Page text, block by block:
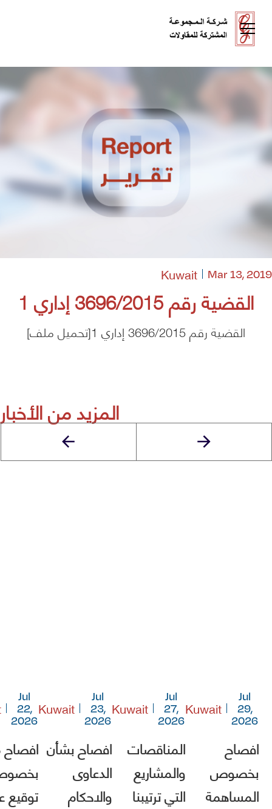
القضية رقم 3696/2015 إداري 1
Mar 13, 2019
Kuwait
القضية رقم 3696/2015 إداري 1[تحميل ملف]
المزيد من الأخبار
Jul
29,
2026
Kuwait
افصاح
بخصوص
المساهمة
Jul
27,
2026
Kuwait
المناقصات
والمشاريع
التي ترتيبنا
Jul
23,
2026
Kuwait
افصاح بشأن
الدعاوى
والاحكام
Jul
22,
2026
توقيع